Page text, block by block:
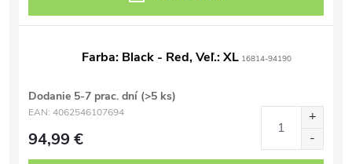
Farba: Black - Red, Veľ.: XL 16814-94190
Dodanie 5-7 prac. dní (>5 ks)
EAN: 4062546107694
94,99 €